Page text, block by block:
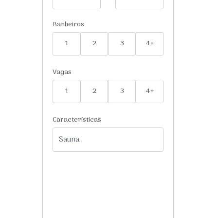
Banheiros
1
2 3 4+
Vagas
1
2 3 4+
Características